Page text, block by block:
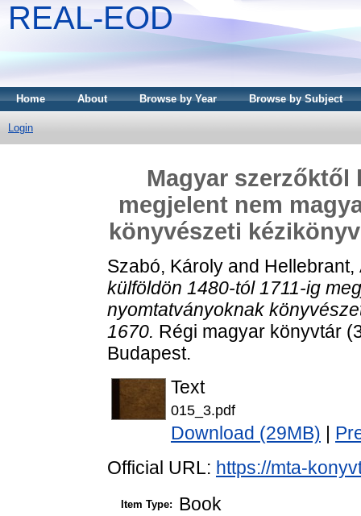
REAL-EOD
Home About Browse by Year Browse by Subject
Login
Magyar szerzőktől
megjelent nem
könyvészeti
Szabó, Károly and Hellebrant,
külföldön 1480-tól 1711-ig
nyomtatványoknak
1670. Régi magyar könyvtár
Budapest.
Text
015_3.pdf
Download (29MB)
Official URL: https://mta-
Item Type: Book